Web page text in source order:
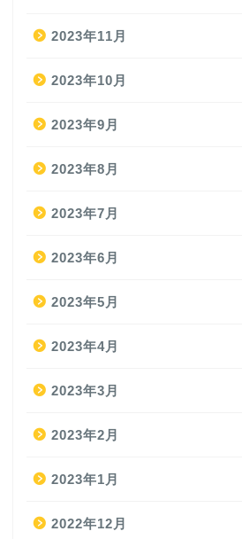
2023年11月
2023年10月
2023年9月
2023年8月
2023年7月
2023年6月
2023年5月
2023年4月
2023年3月
2023年2月
2023年1月
2022年12月